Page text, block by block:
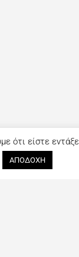
ότι είστε
ΑΠΟΔΟΧΗ